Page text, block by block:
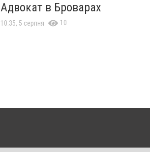
Адвокат в Броварах
10:35, 5 серпня 10